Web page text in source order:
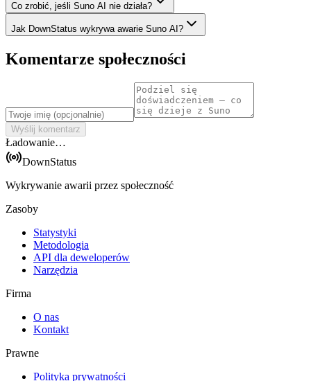
Co zrobić, jeśli Suno AI nie działa?
Jak DownStatus wykrywa awarie Suno AI?
Komentarze społeczności
Wyślij komentarz
Ładowanie…
DownStatus
Wykrywanie awarii przez społeczność
Zasoby
Statystyki
Metodologia
API dla deweloperów
Narzędzia
Firma
O nas
Kontakt
Prawne
Polityka prywatności